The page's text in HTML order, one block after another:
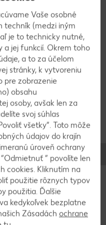
Vajcia vyšľaháme so
múku s práškom
a špenátom
nadrobno. Umyjeme
Oboje orestujeme
oleja. Pridáme
syr, premiešame
Vaše osobné
techník (medzi iným
je to technicky nutné,
a jej funkcií. Okrem toho
a to za účelom
stránky, k vytvoreniu
pre zobrazenie
obsahu
osoby, avšak len za
svoj súhlas
všetky”. Toto môže
údajov do krajín
úroveň ochrany
” povolíte len
cookies. Kliknutím na
použitie rôznych typov
použitia. Ďalšie
kedykoľvek bezplatne
Zásadách ochrane